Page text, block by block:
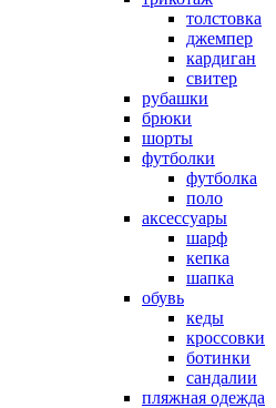
толстовка
джемпер
кардиган
свитер
рубашки
брюки
шорты
футболки
футболка
поло
аксессуары
шарф
кепка
шапка
обувь
кеды
кроссовки
ботинки
сандалии
пляжная одежда